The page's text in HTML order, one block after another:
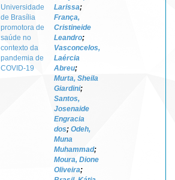
Universidade
de Brasília
promotora de
saúde no
contexto da
pandemia de
COVID-19
Larissa;
França,
Cristineide
Leandro;
Vasconcelos,
Laércia
Abreu;
Murta, Sheila
Giardini;
Santos,
Josenaide
Engracia
dos; Odeh,
Muna
Muhammad;
Moura, Dione
Oliveira;